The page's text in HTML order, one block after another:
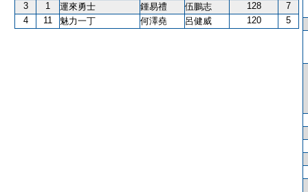
3
1 運來勇士 鍾易禮 伍鵬志 128
7
4
11 魅力一丁 何澤堯 呂健威 120 5